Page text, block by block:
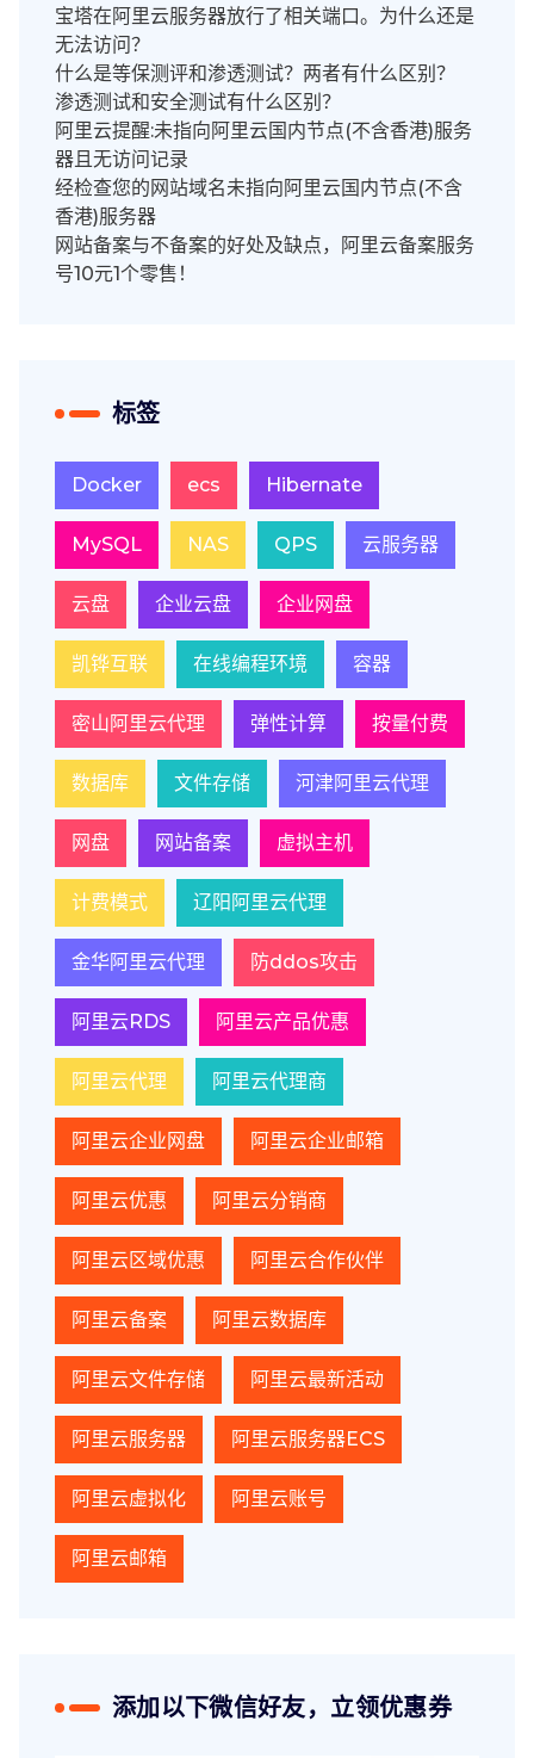
宝塔在阿里云服务器放行了相关端口。为什么还是
无法访问？
什么是等保测评和渗透测试？两者有什么区别？
渗透测试和安全测试有什么区别？
阿里云提醒:未指向阿里云国内节点(不含香港)服务
器且无访问记录
经检查您的网站域名未指向阿里云国内节点(不含
香港)服务器
网站备案与不备案的好处及缺点，阿里云备案服务
号10元1个零售！
标签
Docker ecs Hibernate
MySQL NAS QPS 云服务器
云盘 企业云盘 企业网盘
凯铧互联 在线编程环境 容器
密山阿里云代理 弹性计算 按量付费
数据库 文件存储 河津阿里云代理
网盘 网站备案 虚拟主机
计费模式 辽阳阿里云代理
金华阿里云代理 防ddos攻击
阿里云RDS 阿里云产品优惠
阿里云代理 阿里云代理商
阿里云企业网盘 阿里云企业邮箱
阿里云优惠 阿里云分销商
阿里云区域优惠 阿里云合作伙伴
阿里云备案 阿里云数据库
阿里云文件存储 阿里云最新活动
阿里云服务器 阿里云服务器ECS
阿里云虚拟化 阿里云账号
阿里云邮箱
添加以下微信好友，立领优惠券